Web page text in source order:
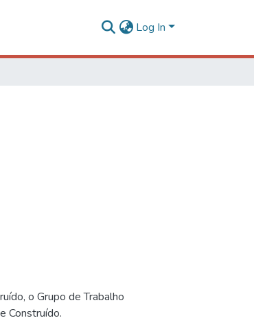
Log In
o Grupo de Trabalho
Construído.